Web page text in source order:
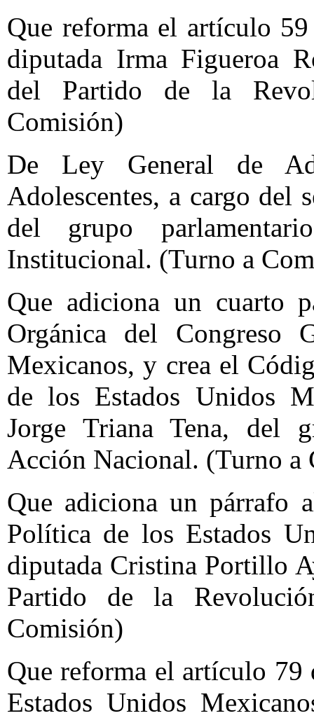
Que reforma el artículo
diputada Irma Figueroa
del Partido de la
Comisión)
De Ley General de
Adolescentes, a cargo del
del grupo
Institucional. (Turno a
Que adiciona un cuarto
Orgánica del Congreso
Mexicanos, y crea el
de los Estados Unidos
Jorge Triana Tena, del
Acción Nacional. (Turno a
Que adiciona un párrafo
Política de los Estados
diputada Cristina Portillo
Partido de la
Comisión)
Que reforma el artículo
Estados Unidos